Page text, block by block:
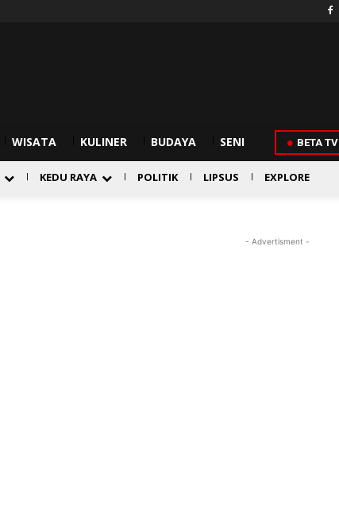
WISATA KULINER BUDAYA SENI BETA TV
KEDU RAYA POLITIK LIPSUS EXPLORE
- Advertisment -